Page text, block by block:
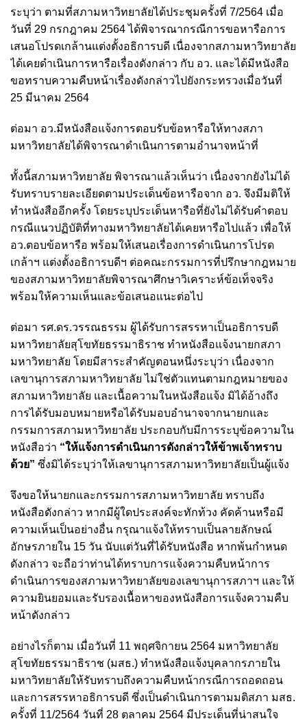
ระบุว่า ตามที่สภามหาวิทยาลัยได้ประชุมครั้งที่ 7/2564 เมื่อ
วันที่ 29 กรกฎาคม 2564 ได้พิจารณากรณีการขอหารือการ
เสนอโปรดเกล้านแต่งตั้งอธิการบดี เนื่องจากสภามหาวิทยาลัย
ได้เคยดำเนินการหารือเรื่องดังกล่าว กับ อว. และได้มีหนังสือ
ขอทราบความคืบหน้าเรื่องดังกล่าวไปยังกระทรวงเมื่อวันที่
25 มีนาคม 2564
ต่อมา อว.มีหนังสือแจ้งการตอบรับข้อหารือให้ทางสภา
มหาวิทยาลัยได้พิจารณาดำเนินการตามอำนาจหน้าที่
ทั้งนี้สภามหาวิทยาลัย พิจารณาแล้วเห็นว่า เนื่องจากยังไม่ได้
รับทราบรายละเอียดตามประเด็นข้อหารือจาก อว. จึงมีมติให้
ทำหนังสืออีกครั้ง โดยระบุประเด็นหารือที่ยังไม่ได้รับคำตอบ
กรณีแนวปฏิบัติที่ทางมหาวิทยาลัยได้เคยหารือไปแล้ว เพื่อให้
อว.ตอบข้อหารือ พร้อมให้เสนอเรื่องการดำเนินการโปรด
เกล้าฯ แต่งตั้งอธิการบดีฯ ต่อคณะกรรมการที่ปรึกษากฎหมาย
ของสภามหาวิทยาลัยพิจารณาศึกษาวิเคราะห์ข้อเท็จจริง
พร้อมให้ความเห็นและข้อเสนอแนะต่อไป
ต่อมา รศ.ดร.วรรณธรรม ผู้ได้รับการสรรหาเป็นอธิการบดี
มหาวิทยาลัยสุโขทัยธรรมาธิราช ทำหนังสือแจ้งนายกสภา
มหาวิทยาลัย โดยมีสาระสำคัญตอนหนึ่งระบุว่า เนื่องจาก
เลขานุการสภามหาวิทยาลัย ไม่ใช่ตัวแทนตามกฎหมายของ
สภามหาวิทยาลัย และเนื้อความในหนังสือแจ้ง มิได้อ้างถึง
การได้รับมอบหมายหรือได้รับมอบอำนาจจากนายกและ
กรรมการสภามหาวิทยาลัย ประกอบกับมีการระบุข้อความใน
หนังสือว่า “ให้แจ้งการดำเนินการดังกล่าวให้ข้าพเจ้าทราบ
ด้วย” ซึ่งมิได้ระบุว่าให้เลขานุการสภามหาวิทยาลัยเป็นผู้แจ้ง
จึงขอให้นายกและกรรมการสภามหาวิทยาลัย ทราบถึง
หนังสือดังกล่าว หากมีผู้ใดประสงค์จะทักท้วง คัดค้านหรือมี
ความเห็นเป็นอย่างอื่น กรุณาแจ้งให้ทราบเป็นลายลักษณ์
อักษรภายใน 15 วัน นับแต่วันที่ได้รับหนังสือ หากพ้นกำหนด
ดังกล่าว จะถือว่าท่านได้ทราบการแจ้งความคืบหน้าการ
ดำเนินการของสภามหาวิทยาลัยของเลขานุการสภาฯ และให้
ความยินยอมและรับรองเนื้อหาของหนังสือการแจ้งความคืบ
หน้าดังกล่าว
อย่างไรก็ตาม เมื่อวันที่ 11 พฤศจิกายน 2564 มหาวิทยาลัย
สุโขทัยธรรมาธิราช (มสธ.) ทำหนังสือแจ้งบุคลากรภายใน
มหาวิทยาลัยให้รับทราบถึงความคืบหน้ากรณีการถอดถอน
และการสรรหาอธิการบดี ซึ่งเป็นดำเนินการตามมติสภา มสธ.
ครั้งที่ 11/2564 วันที่ 28 ตุลาคม 2564 มีประเด็นที่น่าสนใจ